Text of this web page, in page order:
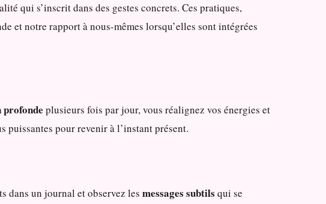
qui s’inscrit dans des gestes concrets. Ces pratiques,
et notre rapport à nous-mêmes lorsqu’elles sont intégrées
plusieurs fois par jour, vous réalignez vos énergies et
puissantes pour revenir à l’instant présent.
dans un journal et observez les messages subtils qui se